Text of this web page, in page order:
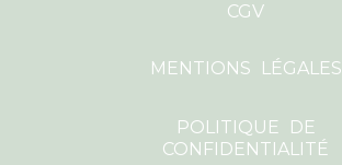
CGV
MENTIONS LÉGALES
POLITIQUE DE
CONFIDENTIALITÉ